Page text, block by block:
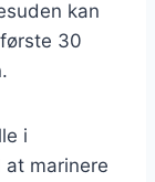
kan
30
i
marinere